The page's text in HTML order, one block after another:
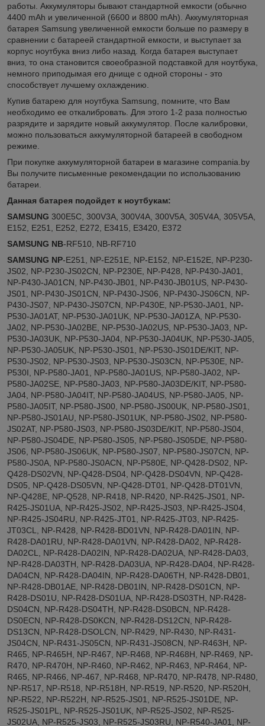
работы. Аккумуляторы бывают стандартной емкости (обычно
4400 mAh и увеличенной (6600 и 8800 mAh). Аккумуляторная
батарея Samsung увеличенной емкости больше по размеру в
сравнении с батареей стандартной емкости, и выступает за
корпус ноутбука вниз либо назад. Когда батарея выступает
вниз, то она становится своеобразной подставкой для ноутбука,
немного приподымая его днище с одной стороны - это
способствует лучшему охлаждению.
Купив батарею для ноутбука Samsung, помните, что Вам
необходимо ее откалибровать. Для этого 1-2 раза полностью
разрядите и зарядите новый аккумулятор. После калибровки,
можно пользоваться аккумуляторной батареей в свободном
режиме.
При покупке аккумуляторной батареи в магазине compania.by
Вы получите письменные рекомендации по использованию
батареи.
Данная батарея подойдет к ноутбукам:
SAMSUNG 300E5C, 300V3A, 300V4A, 300V5A, 305V4A, 305V5A,
E152, E251, E252, E272, E3415, E3420, E372
SAMSUNG NB-RF510, NB-RF710
SAMSUNG NP-E251, NP-E251E, NP-E152, NP-E152E, NP-P230-
JS02, NP-P230-JS02CN, NP-P230E, NP-P428, NP-P430-JA01,
NP-P430-JA01CN, NP-P430-JB01, NP-P430-JB01US, NP-P430-
JS01, NP-P430-JS01CN, NP-P430-JS06, NP-P430-JS06CN, NP-
P430-JS07, NP-P430-JS07CN, NP-P430E, NP-P530-JA01, NP-
P530-JA01AT, NP-P530-JA01UK, NP-P530-JA01ZA, NP-P530-
JA02, NP-P530-JA02BE, NP-P530-JA02US, NP-P530-JA03, NP-
P530-JA03UK, NP-P530-JA04, NP-P530-JA04UK, NP-P530-JA05,
NP-P530-JA05UK, NP-P530-JS01, NP-P530-JS01DE/KIT, NP-
P530-JS02, NP-P530-JS03, NP-P530-JS03CN, NP-P530E, NP-
P530I, NP-P580-JA01, NP-P580-JA01US, NP-P580-JA02, NP-
P580-JA02SE, NP-P580-JA03, NP-P580-JA03DE/KIT, NP-P580-
JA04, NP-P580-JA04IT, NP-P580-JA04US, NP-P580-JA05, NP-
P580-JA05IT, NP-P580-JS00, NP-P580-JS00UK, NP-P580-JS01,
NP-P580-JS01AU, NP-P580-JS01UK, NP-P580-JS02, NP-P580-
JS02AT, NP-P580-JS03, NP-P580-JS03DE/KIT, NP-P580-JS04,
NP-P580-JS04DE, NP-P580-JS05, NP-P580-JS05DE, NP-P580-
JS06, NP-P580-JS06UK, NP-P580-JS07, NP-P580-JS07CN, NP-
P580-JS0A, NP-P580-JS0ACN, NP-P580E, NP-Q428-DS02, NP-
Q428-DS02VN, NP-Q428-DS04, NP-Q428-DS04VN, NP-Q428-
DS05, NP-Q428-DS05VN, NP-Q428-DT01, NP-Q428-DT01VN,
NP-Q428E, NP-Q528, NP-R418, NP-R420, NP-R425-JS01, NP-
R425-JS01UA, NP-R425-JS02, NP-R425-JS03, NP-R425-JS04,
NP-R425-JS04RU, NP-R425-JT01, NP-R425-JT03, NP-R425-
JT03CL, NP-R428, NP-R428-BD01VN, NP-R428-DA01IN, NP-
R428-DA01RU, NP-R428-DA01VN, NP-R428-DA02, NP-R428-
DA02CL, NP-R428-DA02IN, NP-R428-DA02UA, NP-R428-DA03,
NP-R428-DA03TH, NP-R428-DA03UA, NP-R428-DA04, NP-R428-
DA04CN, NP-R428-DA04IN, NP-R428-DA06TH, NP-R428-DB01,
NP-R428-DB01AE, NP-R428-DB01IN, NP-R428-DS01CN, NP-
R428-DS01U, NP-R428-DS01UA, NP-R428-DS03TH, NP-R428-
DS04CN, NP-R428-DS04TH, NP-R428-DS0BCN, NP-R428-
DS0ECN, NP-R428-DS0KCN, NP-R428-DS12CN, NP-R428-
DS13CN, NP-R428-DSOLCN, NP-R429, NP-R430, NP-R431-
JS04CN, NP-R431-JS05CN, NP-R431-JS08CN, NP-R463H, NP-
R465, NP-R465H, NP-R467, NP-R468, NP-R468H, NP-R469, NP-
R470, NP-R470H, NP-R460, NP-R462, NP-R463, NP-R464, NP-
R465, NP-R466, NP-467, NP-R468, NP-R470, NP-R478, NP-R480,
NP-R517, NP-R518, NP-R518H, NP-R519, NP-R520, NP-R520H,
NP-R522, NP-R522H, NP-R525-JS01, NP-R525-JS01DE, NP-
R525-JS01PL, NP-R525-JS01UK, NP-R525-JS02, NP-R525-
JS02UA, NP-R525-JS03, NP-R525-JS03RU, NP-R540-JA01, NP-